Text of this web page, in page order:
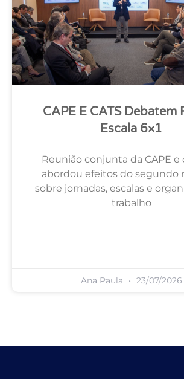
CAPE E CATS Debatem
Escala 6×1
Reunião conjunta da CAPE e
abordou efeitos do segundo
sobre jornadas, escalas e
trabalho
Ana Paula 23/07/2026